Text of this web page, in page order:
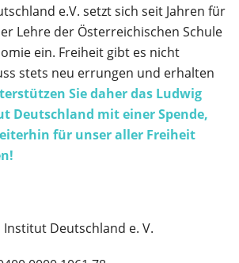
e.V. setzt sich seit Jahren für
Lehre der Österreichischen Schule
ein. Freiheit gibt es nicht
stets neu errungen und erhalten
Sie daher das Ludwig
Deutschland mit einer Spende,
für unser aller Freiheit
Institut Deutschland e. V.